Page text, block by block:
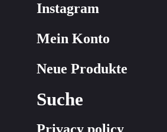
Instagram
Mein Konto
Neue Produkte
Suche